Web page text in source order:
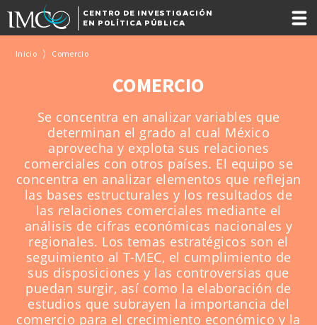
CENTRO DE INVESTIGACIÓN
EN POLÍTICA PÚBLICA
Inicio Comercio
COMERCIO
Se concentra en analizar variables que
determinan el grado al cual México
aprovecha y explota sus relaciones
comerciales con otros países. El equipo se
concentra en analizar elementos que reflejan
las bases estructurales y los resultados de
las relaciones comerciales mediante el
análisis de cifras económicas nacionales y
regionales. Los temas estratégicos son el
seguimiento al T-MEC, el cumplimiento de
sus disposiciones y las controversias que
puedan surgir, así como la elaboración de
estudios que subrayen la importancia del
comercio para el crecimiento económico y la